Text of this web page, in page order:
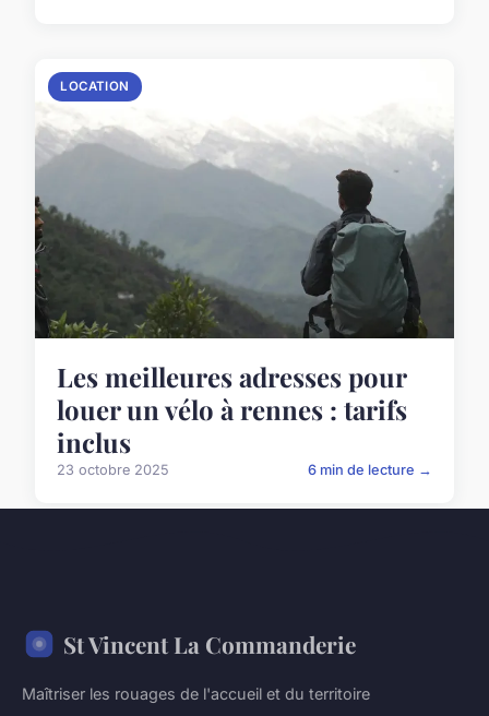
LOCATION
Les meilleures adresses pour
louer un vélo à rennes : tarifs
inclus
23 octobre 2025 6 min de lecture →
St Vincent La Commanderie
Maîtriser les rouages de l'accueil et du territoire